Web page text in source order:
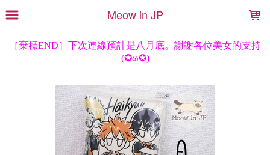
Meow in JP